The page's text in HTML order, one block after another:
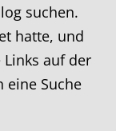
suchen.
hatte, und
auf der
eine Suche